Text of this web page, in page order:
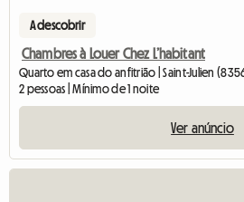
A descobrir
Chambres à Louer Chez L’habitant
Quarto em casa do anfitrião | Saint-Julien
2 pessoas | Mínimo de 1 noite
Ver anúncio